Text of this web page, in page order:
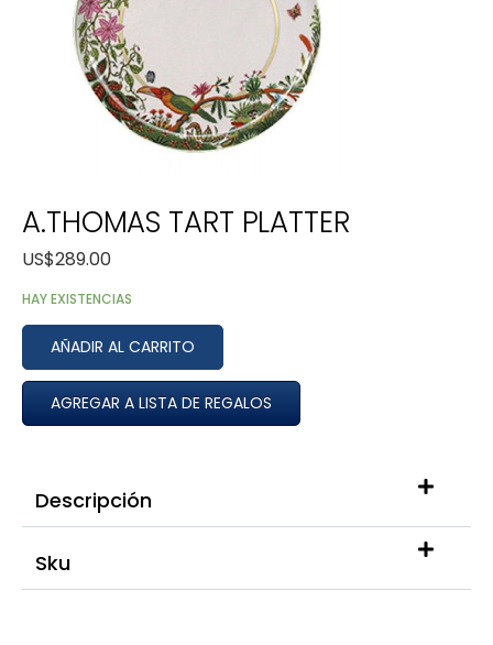
A.THOMAS TART PLATTER
US$289.00
HAY EXISTENCIAS
AÑADIR AL CARRITO
AGREGAR A LISTA DE REGALOS
Descripción
Sku